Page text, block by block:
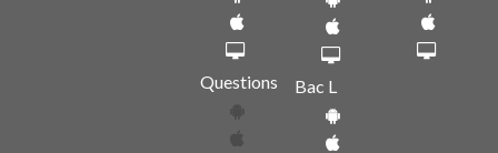
Questions Bac L